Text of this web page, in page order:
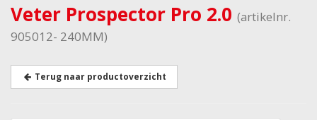
Veter Prospector Pro 2.0 (artikelnr.
905012- 240MM)
Terug naar productoverzicht